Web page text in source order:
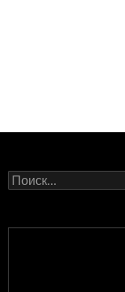
Найти: